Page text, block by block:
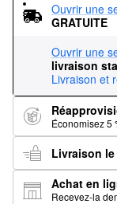
Ouvrir une
GRATUITE
Ouvrir une
livraison
Livraison et
Économisez 5
Livraison
Achat en
Recevez-la